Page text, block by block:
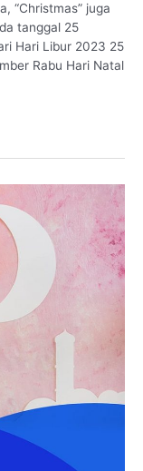
“Christmas” juga
tanggal 25
Hari Libur 2023 25
Rabu Hari Natal